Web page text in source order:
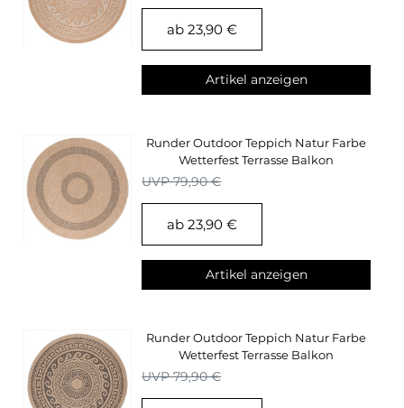
ab 23,90 €
Artikel anzeigen
Runder Outdoor Teppich Natur Farbe
Wetterfest Terrasse Balkon
Küchenteppich
UVP 79,90 €
ab 23,90 €
Artikel anzeigen
Runder Outdoor Teppich Natur Farbe
Wetterfest Terrasse Balkon
Küchenteppich
UVP 79,90 €